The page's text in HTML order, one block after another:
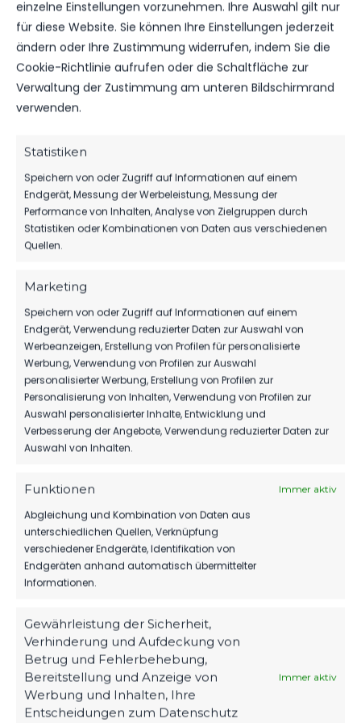
einzelne Einstellungen vorzunehmen. Ihre Auswahl gilt nur
für diese Website. Sie können Ihre Einstellungen jederzeit
ändern oder Ihre Zustimmung widerrufen, indem Sie die
Cookie-Richtlinie aufrufen oder die Schaltfläche zur
Verwaltung der Zustimmung am unteren Bildschirmrand
verwenden.
Statistiken
Speichern von oder Zugriff auf Informationen auf einem
Endgerät, Messung der Werbeleistung, Messung der
Performance von Inhalten, Analyse von Zielgruppen durch
Statistiken oder Kombinationen von Daten aus verschiedenen
Quellen.
Marketing
Speichern von oder Zugriff auf Informationen auf einem
Endgerät, Verwendung reduzierter Daten zur Auswahl von
Werbeanzeigen, Erstellung von Profilen für personalisierte
Werbung, Verwendung von Profilen zur Auswahl
personalisierter Werbung, Erstellung von Profilen zur
Personalisierung von Inhalten, Verwendung von Profilen zur
Auswahl personalisierter Inhalte, Entwicklung und
Verbesserung der Angebote, Verwendung reduzierter Daten zur
Auswahl von Inhalten.
Funktionen Immer aktiv
Abgleichung und Kombination von Daten aus
unterschiedlichen Quellen, Verknüpfung
verschiedener Endgeräte, Identifikation von
Endgeräten anhand automatisch übermittelter
Informationen.
Gewährleistung der Sicherheit,
Verhinderung und Aufdeckung von
Betrug und Fehlerbehebung,
Bereitstellung und Anzeige von
Werbung und Inhalten, Ihre
Entscheidungen zum Datenschutz
Immer aktiv
SOFIENE JANNENE
WEITERE MELDUNGEN
DAS KÖNNTE DICH
AUCH INTERESSIEREN.
HALBERSTADT
SPONSOREN
MBS VERLÄNGERT SEIN SPONSORING
BEIM FSV
06. Aug. 2026 89
WIR VERPFLICHTEN TILL JACOBI!
31. Juli 2026 176